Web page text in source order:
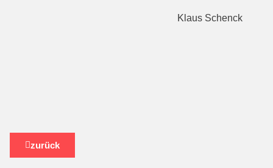
Klaus Schenck
zurück